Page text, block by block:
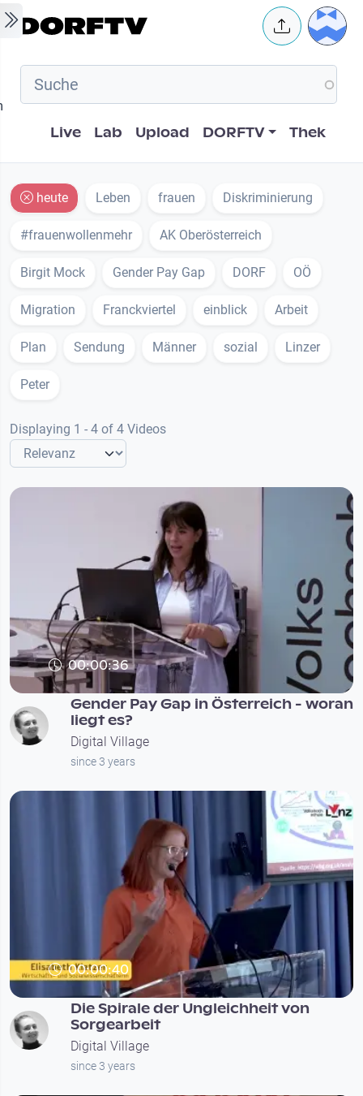
Skip to main content User
Hauptnavigation
Live Lab Upload DORFTV Thek
heute Leben frauen Diskriminierung
#frauenwollenmehr AK Oberösterreich
Birgit Mock Gender Pay Gap DORF OÖ
Migration Franckviertel einblick Arbeit
Plan Sendung Männer sozial Linzer
Peter
Displaying 1 - 4 of 4 Videos
00:00:36
Gender Pay Gap in Österreich - woran
liegt es?
Digital Village
since 3 years
00:00:40
Die Spirale der Ungleichheit von
Sorgearbeit
Digital Village
since 3 years